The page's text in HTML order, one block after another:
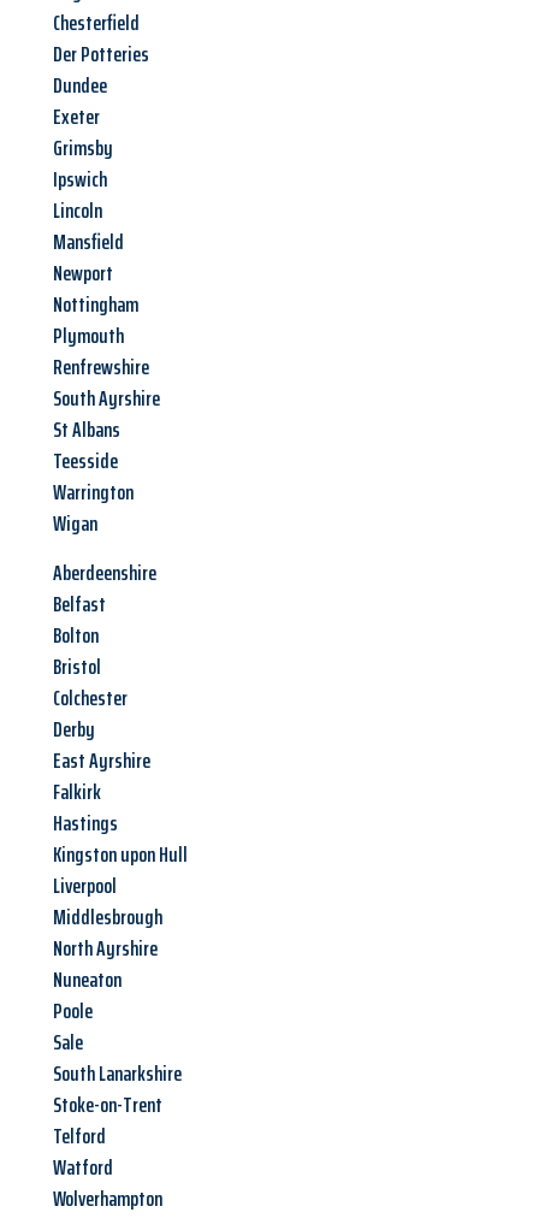
Chesterfield
Der Potteries
Dundee
Exeter
Grimsby
Ipswich
Lincoln
Mansfield
Newport
Nottingham
Plymouth
Renfrewshire
South Ayrshire
St Albans
Teesside
Warrington
Wigan
Aberdeenshire
Belfast
Bolton
Bristol
Colchester
Derby
East Ayrshire
Falkirk
Hastings
Kingston upon Hull
Liverpool
Middlesbrough
North Ayrshire
Nuneaton
Poole
Sale
South Lanarkshire
Stoke-on-Trent
Telford
Watford
Wolverhampton